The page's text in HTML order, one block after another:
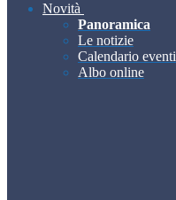
Novità
Panoramica
Le notizie
Calendario eventi
Albo online